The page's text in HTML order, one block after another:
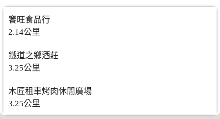
饗旺食品行
2.14公里
鐵道之鄉酒莊
3.25公里
木匠租車烤肉休閒廣場
3.25公里